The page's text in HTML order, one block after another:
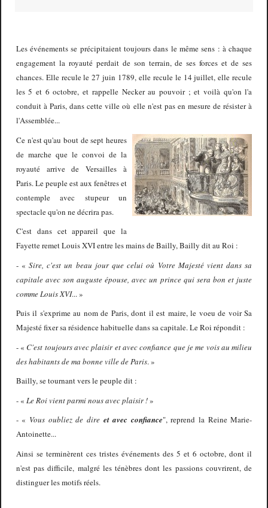
Les événements se précipitaient toujours dans le même sens : à chaque
engagement la royauté perdait de son terrain, de ses forces et de ses
chances. Elle recule le 27 juin 1789, elle recule le 14 juillet, elle recule
les 5 et 6 octobre, et rappelle Necker au pouvoir ; et voilà qu'on l'a
conduit à Paris, dans cette ville où elle n'est pas en mesure de résister à
l'Assemblée...
Ce n'est qu'au bout de sept heures
de marche que le convoi de la
royauté arrive de Versailles à
Paris. Le peuple est aux fenêtres et
contemple avec stupeur un
spectacle qu'on ne décrira pas.
C'est dans cet appareil que la
Fayette remet Louis XVI entre les mains de Bailly, Bailly dit au Roi :
- « Sire, c'est un beau jour que celui où Votre Majesté vient dans sa
capitale avec son auguste épouse, avec un prince qui sera bon et juste
comme Louis XVI...»
Puis il s'exprime au nom de Paris, dont il est maire, le voeu de voir Sa
Majesté fixer sa résidence habituelle dans sa capitale. Le Roi répondit :
- « C'est toujours avec plaisir et avec confiance que je me vois au milieu
des habitants de ma bonne ville de Paris.»
Bailly, se tournant vers le peuple dit :
- « Le Roi vient parmi nous avec plaisir !»
- « Vous oubliez de dire et avec confiance", reprend la Reine Marie-
Antoinette...
Ainsi se terminèrent ces tristes événements des 5 et 6 octobre, dont il
n'est pas difficile, malgré les ténèbres dont les passions couvrirent, de
distinguer les motifs réels.